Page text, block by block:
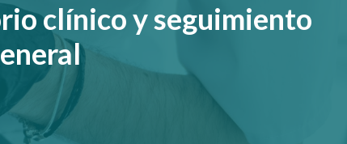
clínico y seguimiento